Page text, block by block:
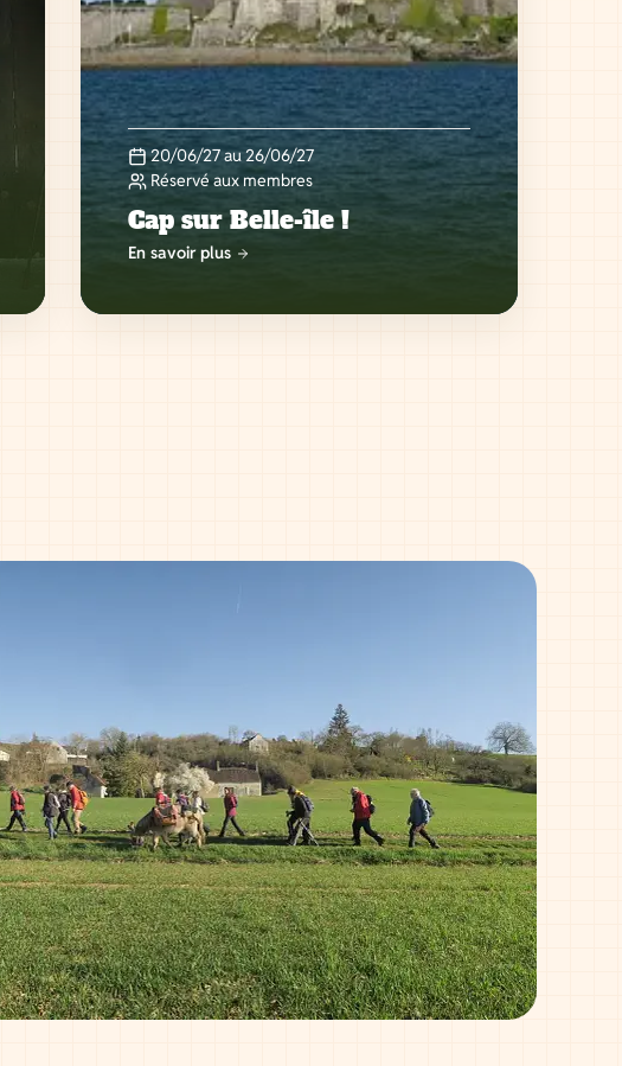
20/06/27 au 26/06/27
Réservé aux membres
Cap sur Belle-île !
En savoir plus